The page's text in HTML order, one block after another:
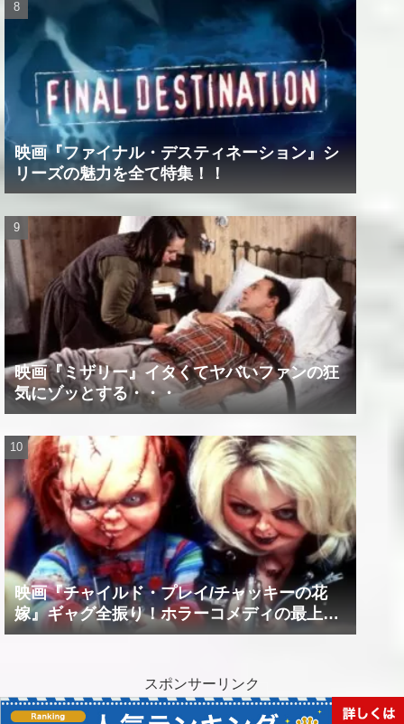
映画『ファイナル・デスティネーション』シ
リーズの魅力を全て特集！！
映画『ミザリー』イタくてヤバいファンの狂
気にゾッとする・・・
映画『チャイルド・プレイ/チャッキーの花
嫁』ギャグ全振り！ホラーコメディの最上級
作品！！
スポンサーリンク